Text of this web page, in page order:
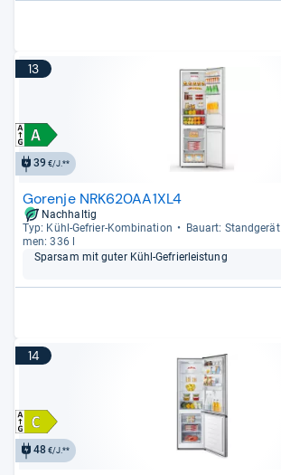
13
39 €/J.**
Gorenje NRK620AA1XL4
Nachhaltig
Typ: Kühl-​Gefrier-​Kom­bi­na­tion
Bau­art: Stand­ge­rät
men: 336 l
Spar­sam mit guter Kühl-​Gefrier­leis­tung
14
48€/J.**